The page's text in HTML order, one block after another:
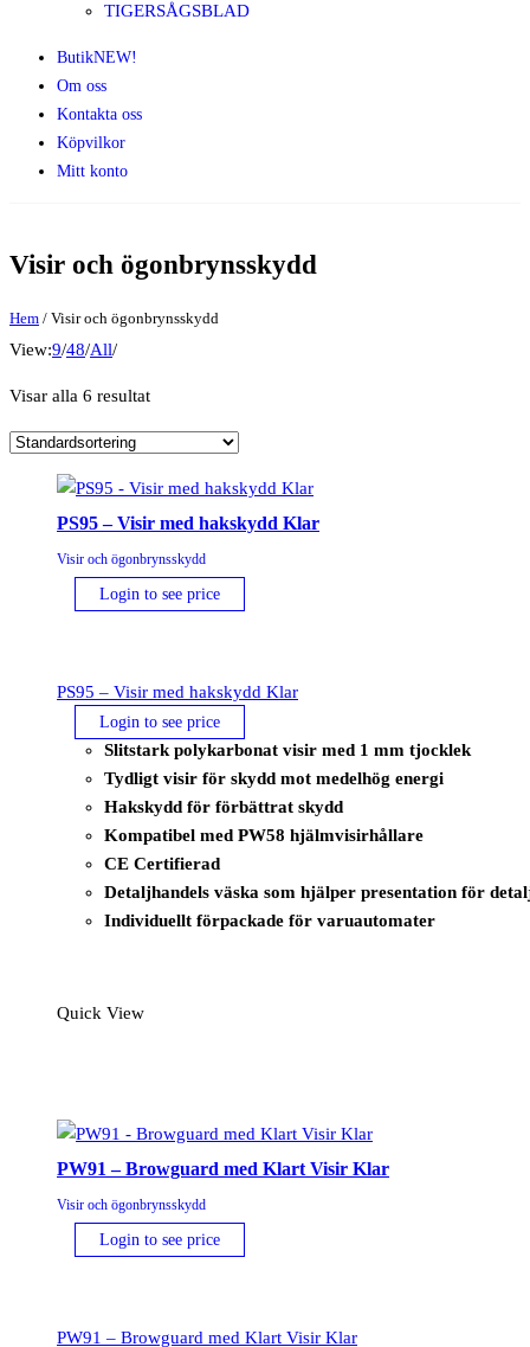
TIGERSÅGSBLAD
ButikNEW!
Om oss
Kontakta oss
Köpvilkor
Mitt konto
Visir och ögonbrynsskydd
Hem / Visir och ögonbrynsskydd
View:9/48/All/
Visar alla 6 resultat
PS95 – Visir med hakskydd Klar
Visir och ögonbrynsskydd
Login to see price
PS95 – Visir med hakskydd Klar
Login to see price
Slitstark polykarbonat visir med 1 mm tjocklek
Tydligt visir för skydd mot medelhög energi
Hakskydd för förbättrat skydd
Kompatibel med PW58 hjälmvisirhållare
CE Certifierad
Detaljhandels väska som hjälper presentation för
Individuellt förpackade för varuautomater
Quick View
PW91 – Browguard med Klart Visir Klar
Visir och ögonbrynsskydd
Login to see price
PW91 – Browguard med Klart Visir Klar